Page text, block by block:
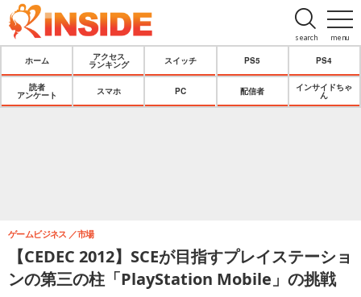
menu
search
ホーム
アクセス
ランキング
スイッチ PS5 PS4
読者
アンケート
スマホ PC 配信者
インサイドちゃ
ん
【CEDEC 2012】SCEが目指すプレイステーショ
ンの第三の柱「PlayStation Mobile」の挑戦
ゲームビジネス 市場